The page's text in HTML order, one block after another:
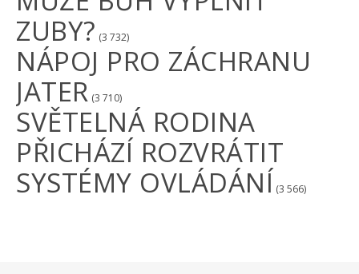
ZUBY? (3 732)
NÁPOJ PRO ZÁCHRANU
JATER (3 710)
SVĚTELNÁ RODINA
PŘICHÁZÍ ROZVRÁTIT
SYSTÉMY OVLÁDÁNÍ (3 566)